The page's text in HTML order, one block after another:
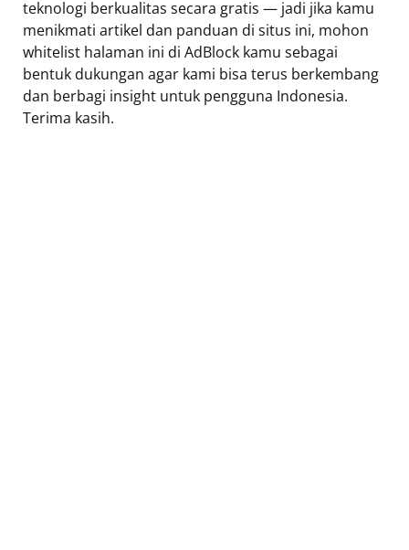
teknologi berkualitas secara gratis — jadi jika kamu
menikmati artikel dan panduan di situs ini, mohon
whitelist halaman ini di AdBlock kamu sebagai
bentuk dukungan agar kami bisa terus berkembang
dan berbagi insight untuk pengguna Indonesia.
Terima kasih.